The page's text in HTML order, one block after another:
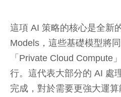
這項 AI 策略的核心是全新
Models，這些基礎模型將
「Private Cloud Compute
行。這代表大部分的 AI 處
完成，對於需要更強大運